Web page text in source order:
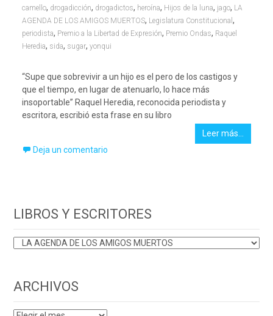
camello, drogadicción, drogadictos, heroína, Hijos de la luna, jago, LA
AGENDA DE LOS AMIGOS MUERTOS, Legislatura Constitucional ,
periodista, Premio a la Libertad de Expresión, Premio Ondas, Raquel
Heredia, sida, sugar, yonqui
“Supe que sobrevivir a un hijo es el pero de los castigos y
que el tiempo, en lugar de atenuarlo, lo hace más
insoportable” Raquel Heredia, reconocida periodista y
escritora, escribió esta frase en su libro
Leer más…
Deja un comentario
LIBROS Y ESCRITORES
LIBROS
ARCHIVOS